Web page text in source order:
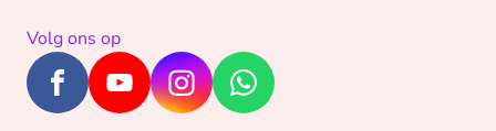
Volg ons op